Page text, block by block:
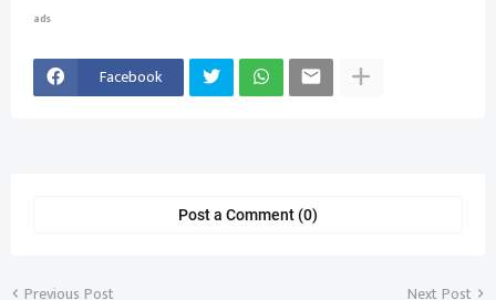
ads
Facebook
Post a Comment (0)
Previous Post Next Post